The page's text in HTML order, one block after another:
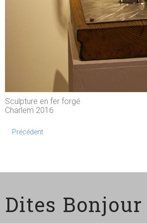
Sculpture en fer forgé
Charlem 2016
Précédent
Dites Bonjour